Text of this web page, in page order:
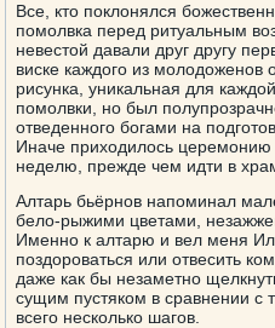
Все, кто поклонялся
помолвка перед ритуальным
невестой давали друг другу
виске каждого из молодоженов
рисунка, уникальная для
помолвки, но был
отведенного богами на
Иначе приходилось
неделю, прежде чем идти в
Алтарь бьёрнов напоминал
бело-рыжими цветами,
Именно к алтарю и вел меня
поздороваться или отвесить
даже как бы незаметно
сущим пустяком в сравнении с
всего несколько шагов.